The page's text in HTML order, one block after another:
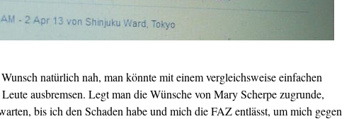
natürlich nah, man könnte mit einem vergleichsweise einfachen
ausbremsen. Legt man die Wünsche von Mary Scherpe zugrunde,
bis ich den Schaden habe und mich die FAZ entlässt, um mich gegen